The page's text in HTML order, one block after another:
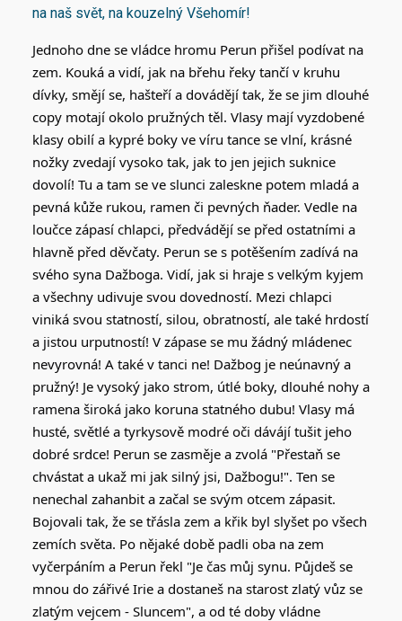
na naš svět, na kouzelný Všehomír!
Jednoho dne se vládce hromu Perun přišel podívat na
zem. Kouká a vidí, jak na břehu řeky tančí v kruhu
dívky, smějí se, hašteří a dovádějí tak, že se jim dlouhé
copy motají okolo pružných těl. Vlasy mají vyzdobené
klasy obilí a kypré boky ve víru tance se vlní, krásné
nožky zvedají vysoko tak, jak to jen jejich suknice
dovolí! Tu a tam se ve slunci zaleskne potem mladá a
pevná kůže rukou, ramen či pevných ňader. Vedle na
loučce zápasí chlapci, předvádějí se před ostatními a
hlavně před děvčaty. Perun se s potěšením zadívá na
svého syna Dažboga. Vidí, jak si hraje s velkým kyjem
a všechny udivuje svou dovedností. Mezi chlapci
viniká svou statností, silou, obratností, ale také hrdostí
a jistou urputností! V zápase se mu žádný mládenec
nevyrovná! A také v tanci ne! Dažbog je neúnavný a
pružný! Je vysoký jako strom, útlé boky, dlouhé nohy a
ramena široká jako koruna statného dubu! Vlasy má
husté, světlé a tyrkysově modré oči dávájí tušit jeho
dobré srdce! Perun se zasměje a zvolá "Přestaň se
chvástat a ukaž mi jak silný jsi, Dažbogu!". Ten se
nenechal zahanbit a začal se svým otcem zápasit.
Bojovali tak, že se třásla zem a křik byl slyšet po všech
zemích světa. Po nějaké době padli oba na zem
vyčerpáním a Perun řekl "Je čas můj synu. Půjdeš se
mnou do zářivé Irie a dostaneš na starost zlatý vůz se
zlatým vejcem - Sluncem", a od té doby vládne